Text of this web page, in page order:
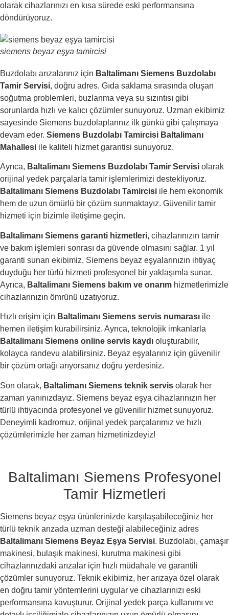
olarak cihazlarınızı en kısa sürede eski performansına
döndürüyoruz.
siemens beyaz eşya tamircisi
Buzdolabı arızalarınız için Baltalimanı Siemens Buzdolabı
Tamir Servisi, doğru adres. Gıda saklama sırasında oluşan
soğutma problemleri, buzlanma veya su sızıntısı gibi
sorunlarda hızlı ve kalıcı çözümler sunuyoruz. Uzman ekibimiz
sayesinde Siemens buzdolaplarınız ilk günkü gibi çalışmaya
devam eder. Siemens Buzdolabı Tamircisi Baltalimanı
Mahallesi ile kaliteli hizmet garantisi sunuyoruz.
Ayrıca, Baltalimanı Siemens Buzdolabı Tamir Servisi olarak
orijinal yedek parçalarla tamir işlemlerimizi destekliyoruz.
Baltalimanı Siemens Buzdolabı Tamircisi ile hem ekonomik
hem de uzun ömürlü bir çözüm sunmaktayız. Güvenilir tamir
hizmeti için bizimle iletişime geçin.
Baltalimanı Siemens garanti hizmetleri, cihazlarınızın tamir
ve bakım işlemleri sonrası da güvende olmasını sağlar. 1 yıl
garanti sunan ekibimiz, Siemens beyaz eşyalarınızın ihtiyaç
duyduğu her türlü hizmeti profesyonel bir yaklaşımla sunar.
Ayrıca, Baltalimanı Siemens bakım ve onarım hizmetlerimizle
cihazlarınızın ömrünü uzatıyoruz.
Hızlı erişim için Baltalimanı Siemens servis numarası ile
hemen iletişim kurabilirsiniz. Ayrıca, teknolojik imkanlarla
Baltalimanı Siemens online servis kaydı oluşturabilir,
kolayca randevu alabilirsiniz. Beyaz eşyalarınız için güvenilir
bir çözüm ortağı arıyorsanız doğru yerdesiniz.
Son olarak, Baltalimanı Siemens teknik servis olarak her
zaman yanınızdayız. Siemens beyaz eşya cihazlarınızın her
türlü ihtiyacında profesyonel ve güvenilir hizmet sunuyoruz.
Deneyimli kadromuz, orijinal yedek parçalarımız ve hızlı
çözümlerimizle her zaman hizmetinizdeyiz!
Baltalimanı Siemens Profesyonel
Tamir Hizmetleri
Siemens beyaz eşya ürünlerinizde karşılaşabileceğiniz her
türlü teknik arızada uzman desteği alabileceğiniz adres
Baltalimanı Siemens Beyaz Eşya Servisi. Buzdolabı, çamaşır
makinesi, bulaşık makinesi, kurutma makinesi gibi
cihazlarınızdaki arızalar için hızlı müdahale ve garantili
çözümler sunuyoruz. Teknik ekibimiz, her arızaya özel olarak
en doğru tamir yöntemlerini uygular ve cihazlarınızı eski
performansına kavuşturur. Orijinal yedek parça kullanımı ve